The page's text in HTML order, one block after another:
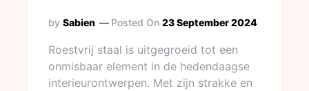
by Sabien Posted On 23 September 2024
Roestvrij staal is uitgegroeid tot een
onmisbaar element in de hedendaagse
interieurontwerpen. Met zijn strakke en